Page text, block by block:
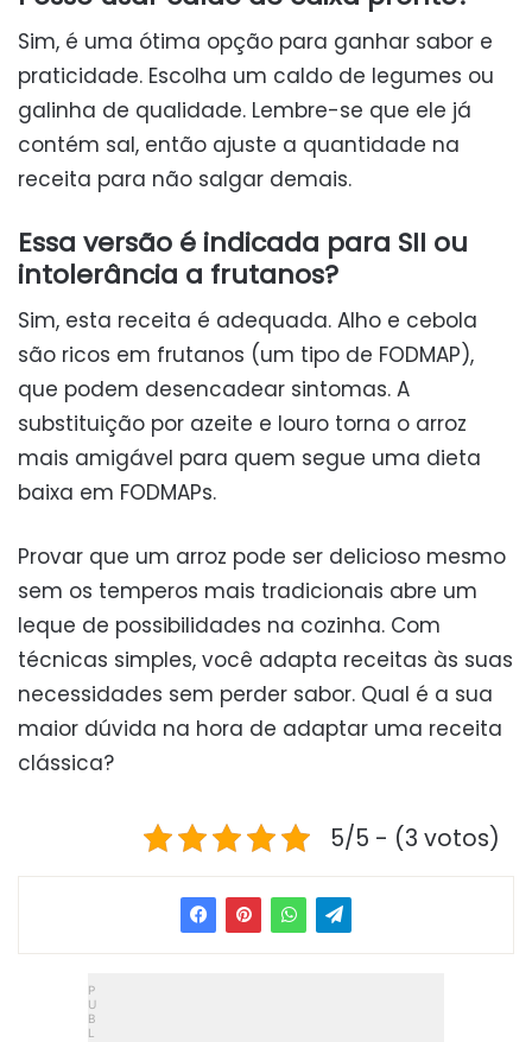
Sim, é uma ótima opção para ganhar sabor e
praticidade. Escolha um caldo de legumes ou
galinha de qualidade. Lembre-se que ele já
contém sal, então ajuste a quantidade na
receita para não salgar demais.
Essa versão é indicada para SII ou
intolerância a frutanos?
Sim, esta receita é adequada. Alho e cebola
são ricos em frutanos (um tipo de FODMAP),
que podem desencadear sintomas. A
substituição por azeite e louro torna o arroz
mais amigável para quem segue uma dieta
baixa em FODMAPs.
Provar que um arroz pode ser delicioso mesmo
sem os temperos mais tradicionais abre um
leque de possibilidades na cozinha. Com
técnicas simples, você adapta receitas às suas
necessidades sem perder sabor. Qual é a sua
maior dúvida na hora de adaptar uma receita
clássica?
5/5 - (3 votos)